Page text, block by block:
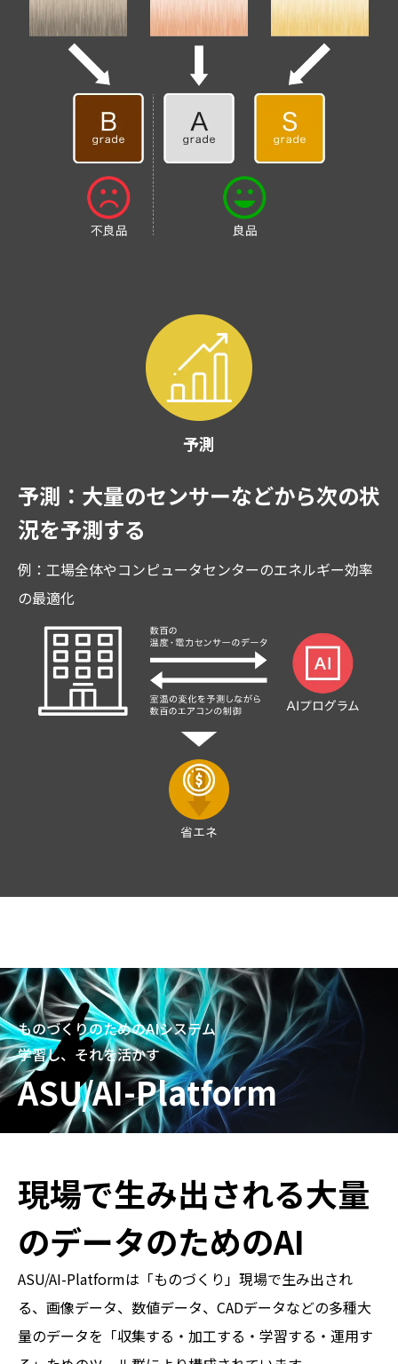
予測
予測：大量のセンサーなどから次の状
況を予測する
例：工場全体やコンピュータセンターのエネルギー効率
の最適化
ものづくりのためのAIシステム
学習し、それを活かす
ASU/AI-Platform
現場で生み出される大量
のデータのためのAI
ASU/AI-Platformは「ものづくり」現場で生み出され
る、画像データ、数値データ、CADデータなどの多種大
量のデータを「収集する・加工する・学習する・運用す